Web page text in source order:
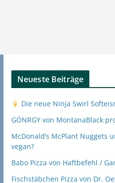
Neueste Beiträge
Die neue Ninja Swirl
GÖNRGY von MontanaBlack
McDonald’s McPlant
vegan?
Babo Pizza von Haftbefehl /
Fischstäbchen Pizza von Dr.